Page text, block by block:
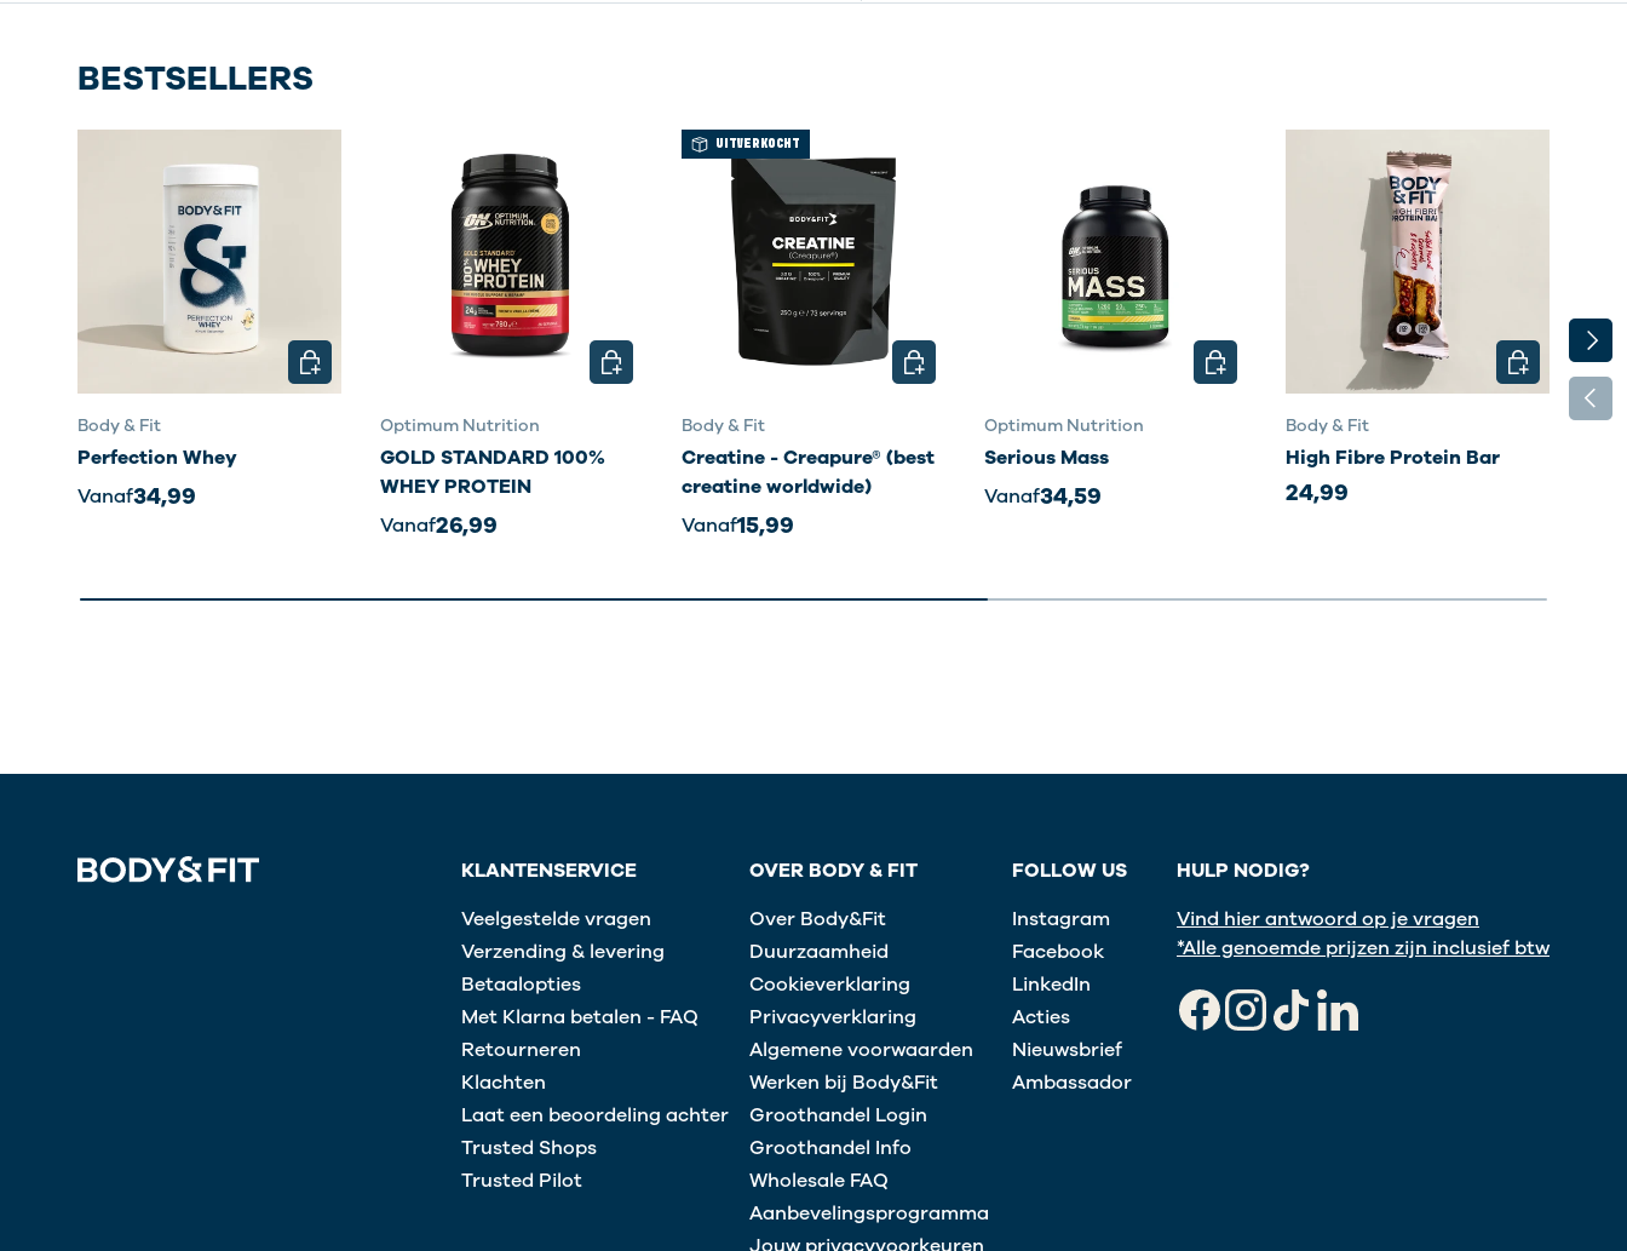
BESTSELLERS
Body & Fit
Perfection Whey
Vanaf34,99
KIES MOGELIJKHEDEN
Optimum Nutrition
GOLD STANDARD 100%
WHEY PROTEIN
Vanaf26,99
KIES MOGELIJKHEDEN
UITVERKOCHT
Body & Fit
Creatine - Creapure® (best
creatine worldwide)
Vanaf15,99
KIES MOGELIJKHEDEN
Optimum Nutrition
Serious Mass
Vanaf34,59
KIES MOGELIJKHEDEN
Body & Fit
High Fibre Protein Bar
24,99
KIES
KLANTENSERVICE
Veelgestelde vragen
Verzending & levering
Betaalopties
Met Klarna betalen - FAQ
Retourneren
Klachten
Laat een beoordeling achter
Trusted Shops
Trusted Pilot
OVER BODY & FIT
Over Body&Fit
Duurzaamheid
Cookieverklaring
Privacyverklaring
Algemene voorwaarden
Werken bij Body&Fit
Groothandel Login
Groothandel Info
Wholesale FAQ
Aanbevelingsprogramma
FOLLOW US
Instagram
Facebook
LinkedIn
Acties
Nieuwsbrief
Ambassador
HULP NODIG?
Vind hier antwoord op je vragen
*Alle genoemde prijzen zijn inclusief btw
FacebookInstagram
TikTokLinkedIn